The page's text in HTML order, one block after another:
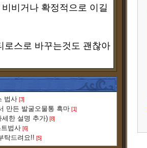
비거나 확정적으로 이길
로스로 바꾸는것도 괜찮아
법사 [3]
만든 발굴오물통 흑마 [1]
세한 설명 추가) [8]
법사 [6]
탁드려요!! [5]